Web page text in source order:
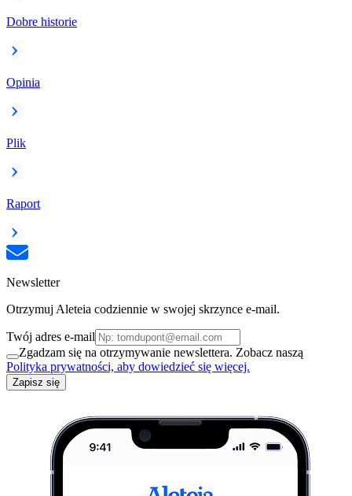
Dobre historie
Opinia
Plik
Raport
Newsletter
Otrzymuj Aleteia codziennie w swojej skrzynce e-mail.
Twój adres e-mail
Zgadzam się na otrzymywanie newslettera. Zobacz naszą
Polityka prywatności, aby dowiedzieć się więcej.
Zapisz się